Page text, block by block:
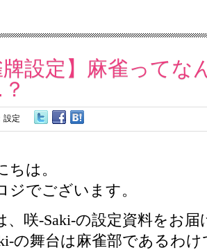
牌設定】麻雀ってな
設定
ちは。
ジでございます。
、咲-Saki-の設定資料をお
の舞台は麻雀部であるわ